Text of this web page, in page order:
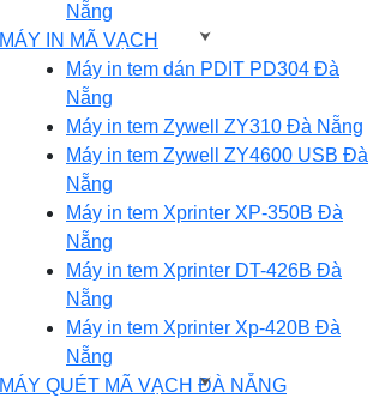
Nẵng
MÁY IN MÃ VẠCH
Máy in tem dán PDIT PD304 Đà
Nẵng
Máy in tem Zywell ZY310 Đà Nẵng
Máy in tem Zywell ZY4600 USB Đà
Nẵng
Máy in tem Xprinter XP-350B Đà
Nẵng
Máy in tem Xprinter DT-426B Đà
Nẵng
Máy in tem Xprinter Xp-420B Đà
Nẵng
MÁY QUÉT MÃ VẠCH ĐÀ NẴNG